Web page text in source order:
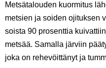
Metsätalouden kuormitus
metsien ja soiden ojituksen
soista 90 prosenttia
metsää. Samalla järviin
joka on rehevöittänyt ja